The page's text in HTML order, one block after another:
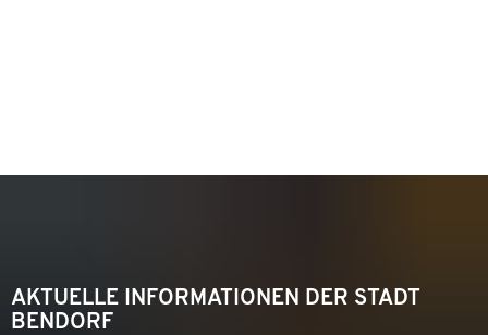
AKTUELLE INFORMATIONEN DER STADT
BENDORF